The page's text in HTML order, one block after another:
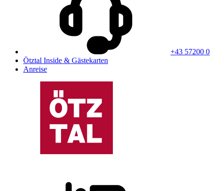
+43 57200 0
Ötztal Inside & Gästekarten
Anreise